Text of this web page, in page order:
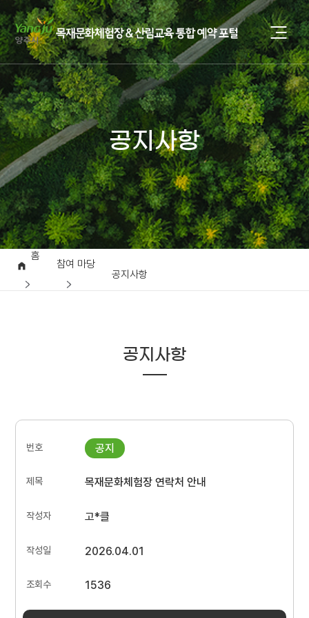
공지사항
홈
참여 마당
공지사항
공지사항
목재문화체험장 연락처 안내
고*클
2026.04.01
1536